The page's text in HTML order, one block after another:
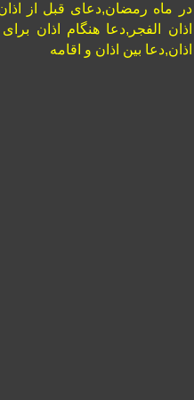
در ماه رمضان,دعای قبل از
اذان الفجر,دعا هنگام اذان
اذان,دعا بین اذان و اقامه